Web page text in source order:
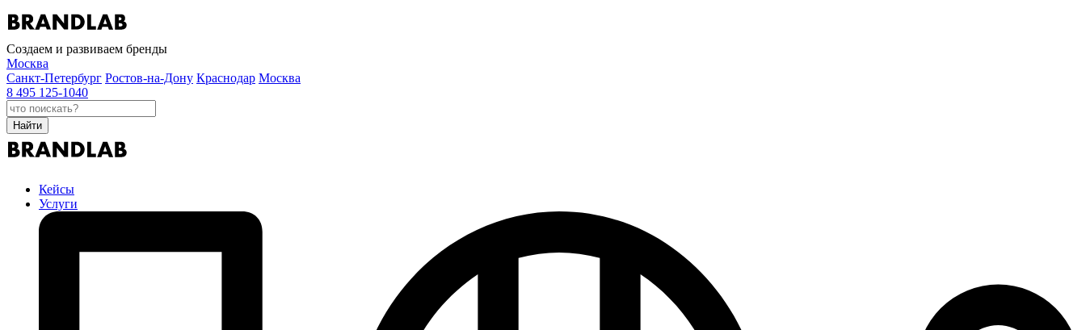
Создаем и развиваем бренды
Москва
Санкт-Петербург Ростов-на-Дону Краснодар Москва
8 495 125-1040
Найти
Кейсы
Услуги